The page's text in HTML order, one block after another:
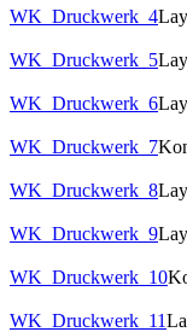
WK_Druckwerk_4
WK_Druckwerk_5
WK_Druckwerk_6
WK_Druckwerk_7
WK_Druckwerk_8
WK_Druckwerk_9
WK_Druckwerk_10
WK_Druckwerk_11